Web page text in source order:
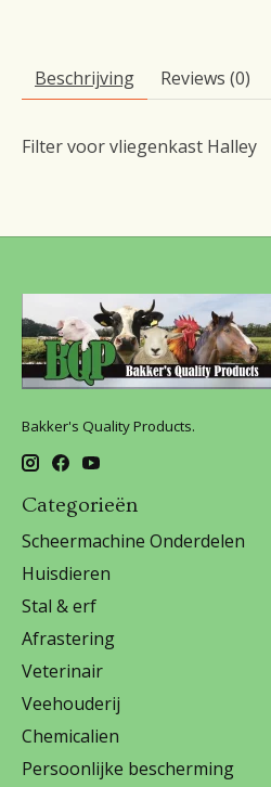
Beschrijving Reviews (0)
Filter voor vliegenkast Halley
Bakker's Quality Products.
Categorieën
Scheermachine Onderdelen
Huisdieren
Stal & erf
Afrastering
Veterinair
Veehouderij
Chemicalien
Persoonlijke bescherming